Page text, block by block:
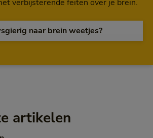
verbijsterende feiten over je brein.
naar brein weetjes?
artikelen